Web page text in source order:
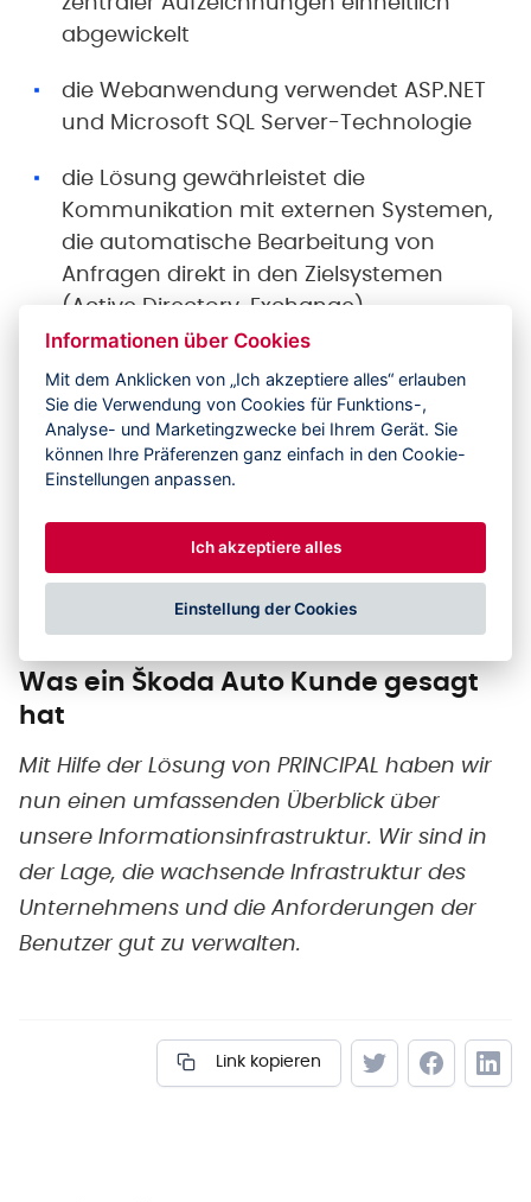
abgewickelt
die Webanwendung verwendet ASP.NET
und Microsoft SQL Server-Technologie
die Lösung gewährleistet die
Kommunikation mit externen Systemen,
die automatische Bearbeitung von
Anfragen direkt in den Zielsystemen
(Active Directory, Exchange)
dem SAP-System der Gruppe zusammen
Škoda Auto erhält damit einen umfassenden
Antragsverfahren wurde erheblich
beschleunigt und verbessert.
Was ein Škoda Auto Kunde gesagt
hat
Mit Hilfe der Lösung von PRINCIPAL haben wir
nun einen umfassenden Überblick über
unsere Informationsinfrastruktur. Wir sind in
der Lage, die wachsende Infrastruktur des
Unternehmens und die Anforderungen der
Benutzer gut zu verwalten.
Link kopieren
Informationen über Cookies
Mit dem Anklicken von „Ich akzeptiere alles“ erlauben
Sie die Verwendung von Cookies für Funktions-,
Analyse- und Marketingzwecke bei Ihrem Gerät. Sie
können Ihre Präferenzen ganz einfach in den Cookie-
Einstellungen anpassen.
Ich akzeptiere alles
Einstellung der Cookies